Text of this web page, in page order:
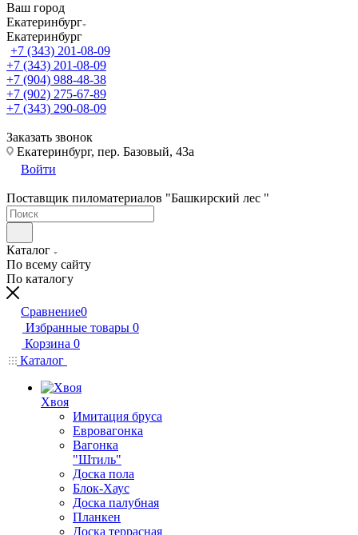
Ваш город
Екатеринбург
Екатеринбург
+7 (343) 201-08-09
+7 (343) 201-08-09
+7 (904) 988-48-38
+7 (902) 275-67-89
+7 (343) 290-08-09
Заказать звонок
Екатеринбург, пер. Базовый, 43а
Войти
Поставщик пиломатериалов "Башкирский лес "
Каталог
По всему сайту
По каталогу
Сравнение0
Избранные товары 0
Корзина 0
Каталог
Хвоя
Имитация бруса
Евровагонка
Вагонка
"Штиль"
Доска пола
Блок-Хаус
Доска палубная
Планкен
Доска террасная